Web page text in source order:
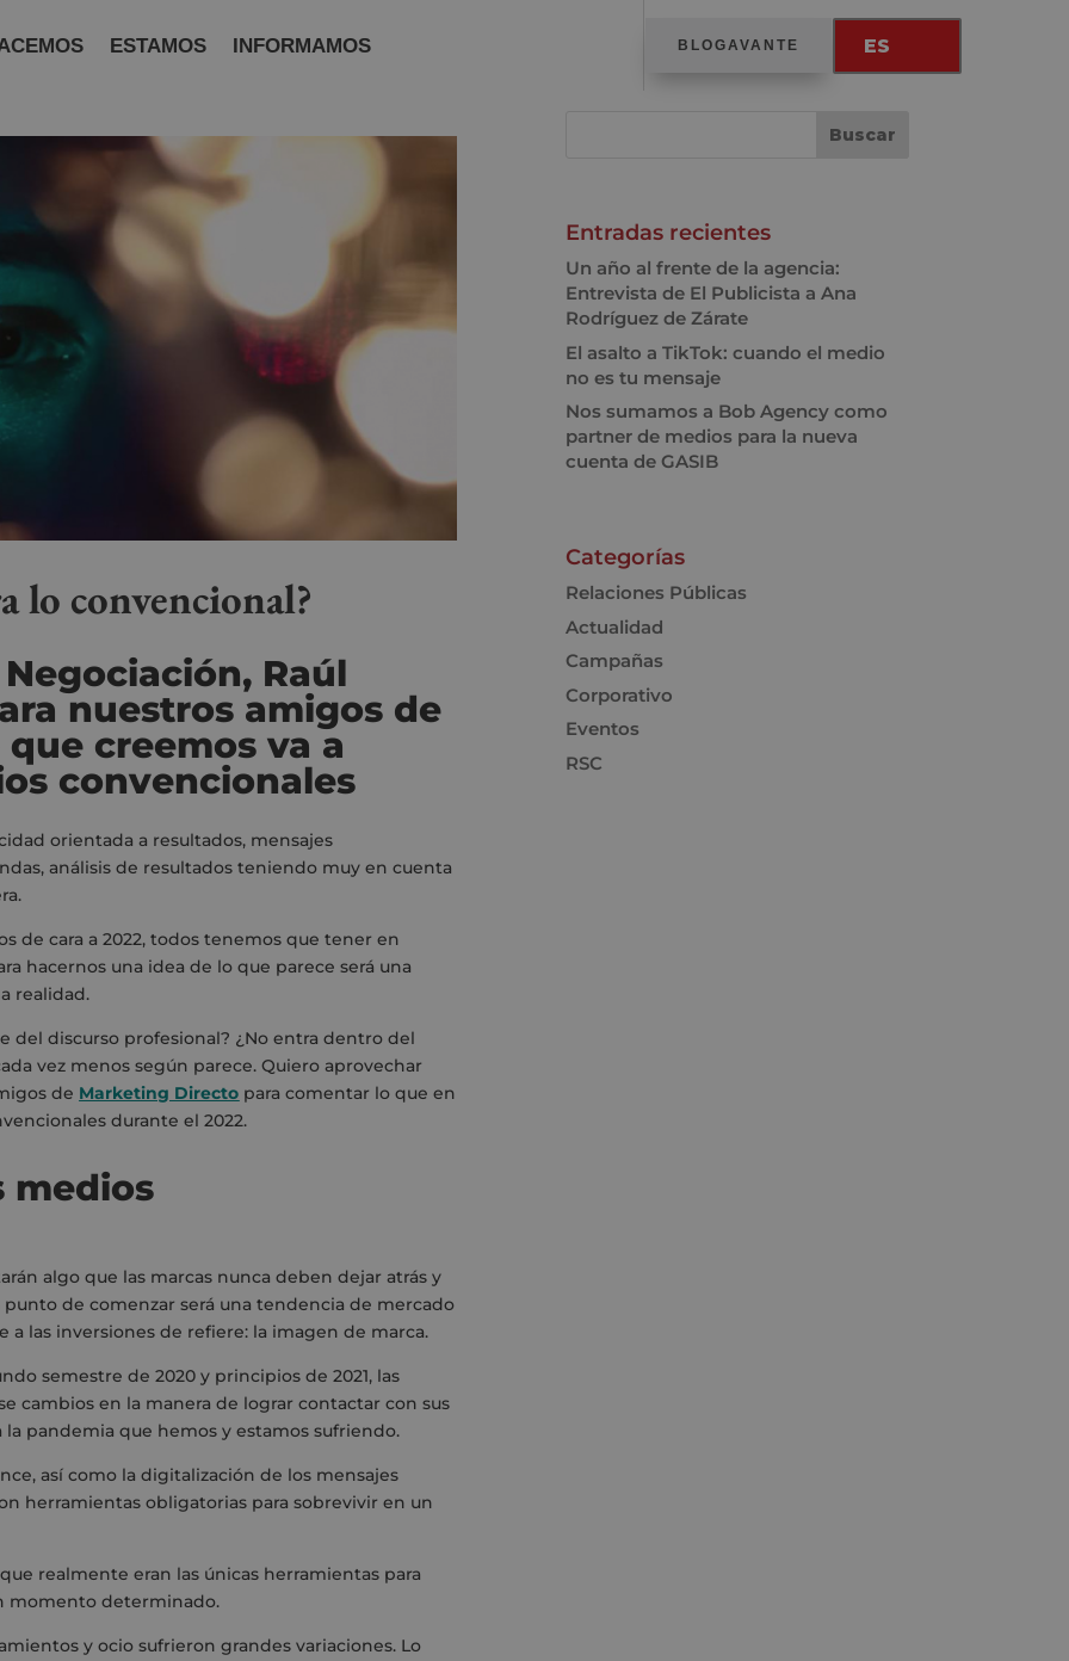
ESTAMOS INFORMAMOS BLOGAVANTE ES
lo convencional?
Raúl
nuestros amigos de
creemos va a
convencionales
orientada a resultados, mensajes
análisis de resultados teniendo muy en cuenta
de cara a 2022, todos tenemos que tener en
hacernos una idea de lo que parece será una
realidad.
del discurso profesional? ¿No entra dentro del
vez menos según parece. Quiero aprovechar
de Marketing Directo para comentar lo que en
durante el 2022.
medios
algo que las marcas nunca deben dejar atrás y
de comenzar será una tendencia de mercado
a las inversiones de refiere: la imagen de marca.
semestre de 2020 y principios de 2021, las
cambios en la manera de lograr contactar con sus
pandemia que hemos y estamos sufriendo.
así como la digitalización de los mensajes
herramientas obligatorias parasobrevivir en un
que realmente eran las únicas herramientas para
momento determinado.
y ocio sufrieron grandes variaciones. Lo
Entradas recientes
Un año al frente de la agencia:
Entrevista de El Publicista a Ana
Rodríguez de Zárate
El asalto a TikTok: cuando el medio
no es tu mensaje
Nos sumamos a Bob Agency como
partner de medios para la nueva
cuenta de GASIB
Categorías
Relaciones Públicas
Actualidad
Campañas
Corporativo
Eventos
RSC